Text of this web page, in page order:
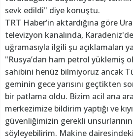
sevk edildi" diye konuştu.
TRT Haber’in aktardığına göre
televizyon kanalında,
uğramasıyla ilgili şu açıklamaları
"Rusya’dan ham petrol yüklemiş
sahibini henüz bilmiyoruz ancak
geminin gece yarısını geçtikten
bir patlama oldu. Bizim acil ana
merkezimize bildirim yaptığı ve
güvenliğimizin gerekli
söyleyebilirim. Makine